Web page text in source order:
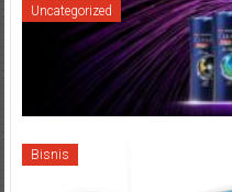
Uncategorized
Bisnis